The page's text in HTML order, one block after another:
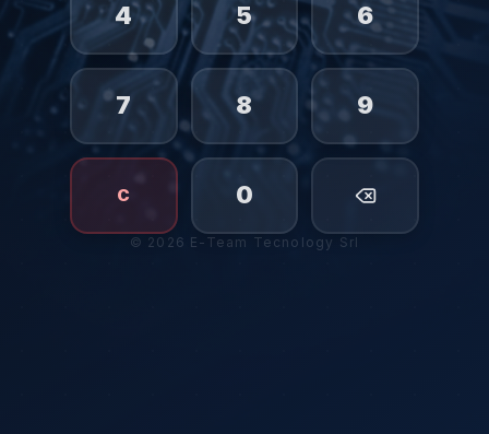
4 5 6
7 8 9
C 0
© 2026 E-Team Tecnology Srl